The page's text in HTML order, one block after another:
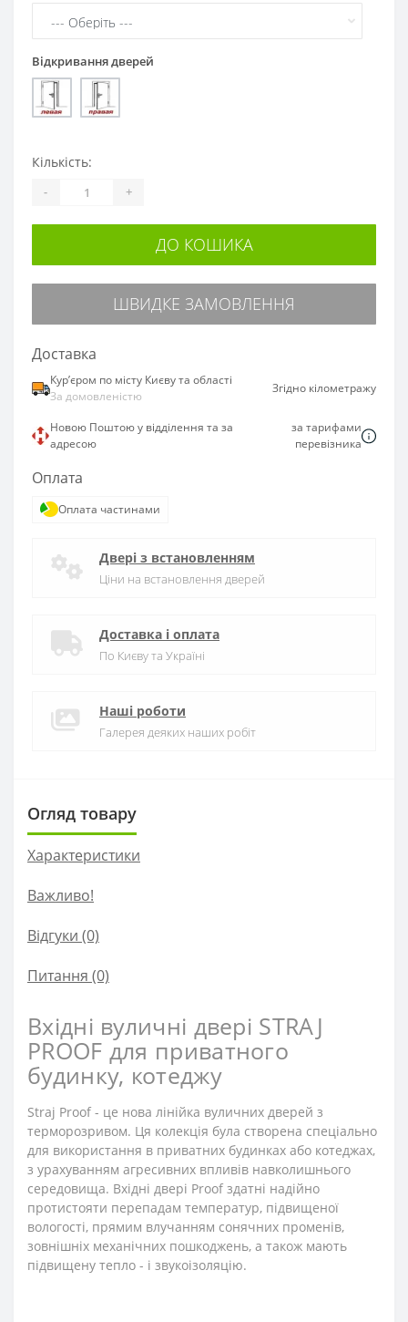
Відкривання дверей
Кількість:
- +
ДО КОШИКА
ШВИДКЕ ЗАМОВЛЕННЯ
Доставка
Курʼєром по місту Києву та області
За домовленістю
Згідно кілометражу
Новою Поштою у відділення та за
адресою
за тарифами
перевізника
Оплата
Оплата частинами
Двері з встановленням
Ціни на встановлення дверей
Доставка і оплата
По Києву та Україні
Наші роботи
Галерея деяких наших робіт
Огляд товару
Характеристики
Важливо!
Відгуки (0)
Питання (0)
Вхідні вуличні двері STRAJ
PROOF для приватного
будинку, котеджу
Straj Proof - це нова лінійка вуличних дверей з
терморозривом. Ця колекція була створена спеціально
для використання в приватних будинках або котеджах,
з урахуванням агресивних впливів навколишнього
середовища. Вхідні двері Proof здатні надійно
протистояти перепадам температур, підвищеної
вологості, прямим влучанням сонячних променів,
зовнішніх механічних пошкоджень, а також мають
підвищену тепло - і звукоізоляцію.